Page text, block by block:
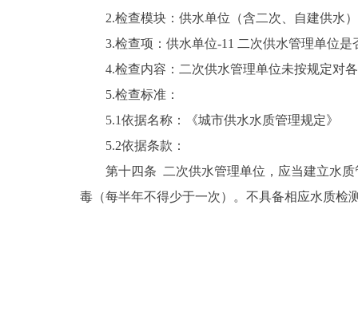
2.检查模块：供水单位（含二次、自建供水）
3.检查项：供水单位-11 二次供水管理单位
4.检查内容：二次供水管理单位未按规定对
5.检查标准：
5.1依据名称：《城市供水水质管理规定》
5.2依据条款：
第十四条 二次供水管理单位，应当建立水
毒（每半年不得少于一次）。不具备相应水质检